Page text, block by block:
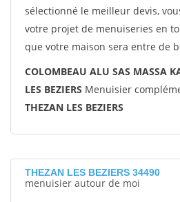
sélectionné le meilleur devis,
votre projet de menuiseries en
que votre maison sera entre de
COLOMBEAU ALU SAS MASSA
LES BEZIERS Menuisier
THEZAN LES BEZIERS
THEZAN LES BEZIERS 34490
menuisier autour de moi